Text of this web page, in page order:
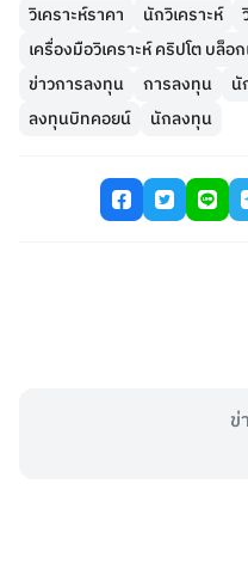
วิเคราะห์ราคา
นักวิเคราะห์
เครื่องมือวิเคราะห์ คริปโต บล็อ
ข่าวการลงทุน
การลงทุน นั
ลงทุนบิทคอยน์
นักลงทุน
ข่